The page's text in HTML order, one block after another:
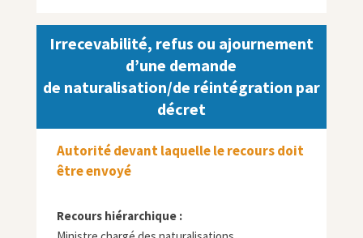
Irrecevabilité, refus ou ajournement
d’une demande
de naturalisation/de réintégration par
décret
Autorité devant laquelle le recours doit
être envoyé
Recours hiérarchique :